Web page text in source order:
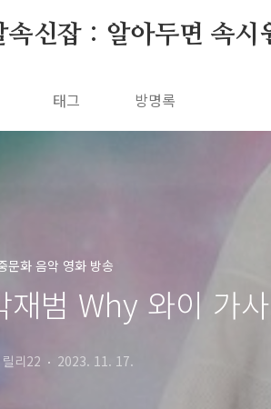
속신잡 : 알아두면 속시
태그 방명록
문화 음악 영화 방송
재범 Why 와이 가
리22 2023. 11. 17.